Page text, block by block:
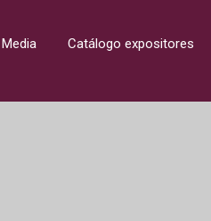
Media Catálogo expositores